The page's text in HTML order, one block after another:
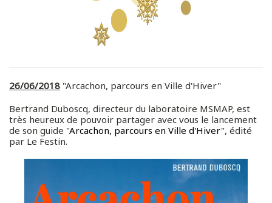
26/06/2018 "Arcachon, parcours en Ville d'Hiver"
Bertrand Duboscq, directeur du laboratoire MSMAP, est
très heureux de pouvoir partager avec vous le lancement
de son guide "Arcachon, parcours en Ville d'Hiver", édité
par Le Festin.